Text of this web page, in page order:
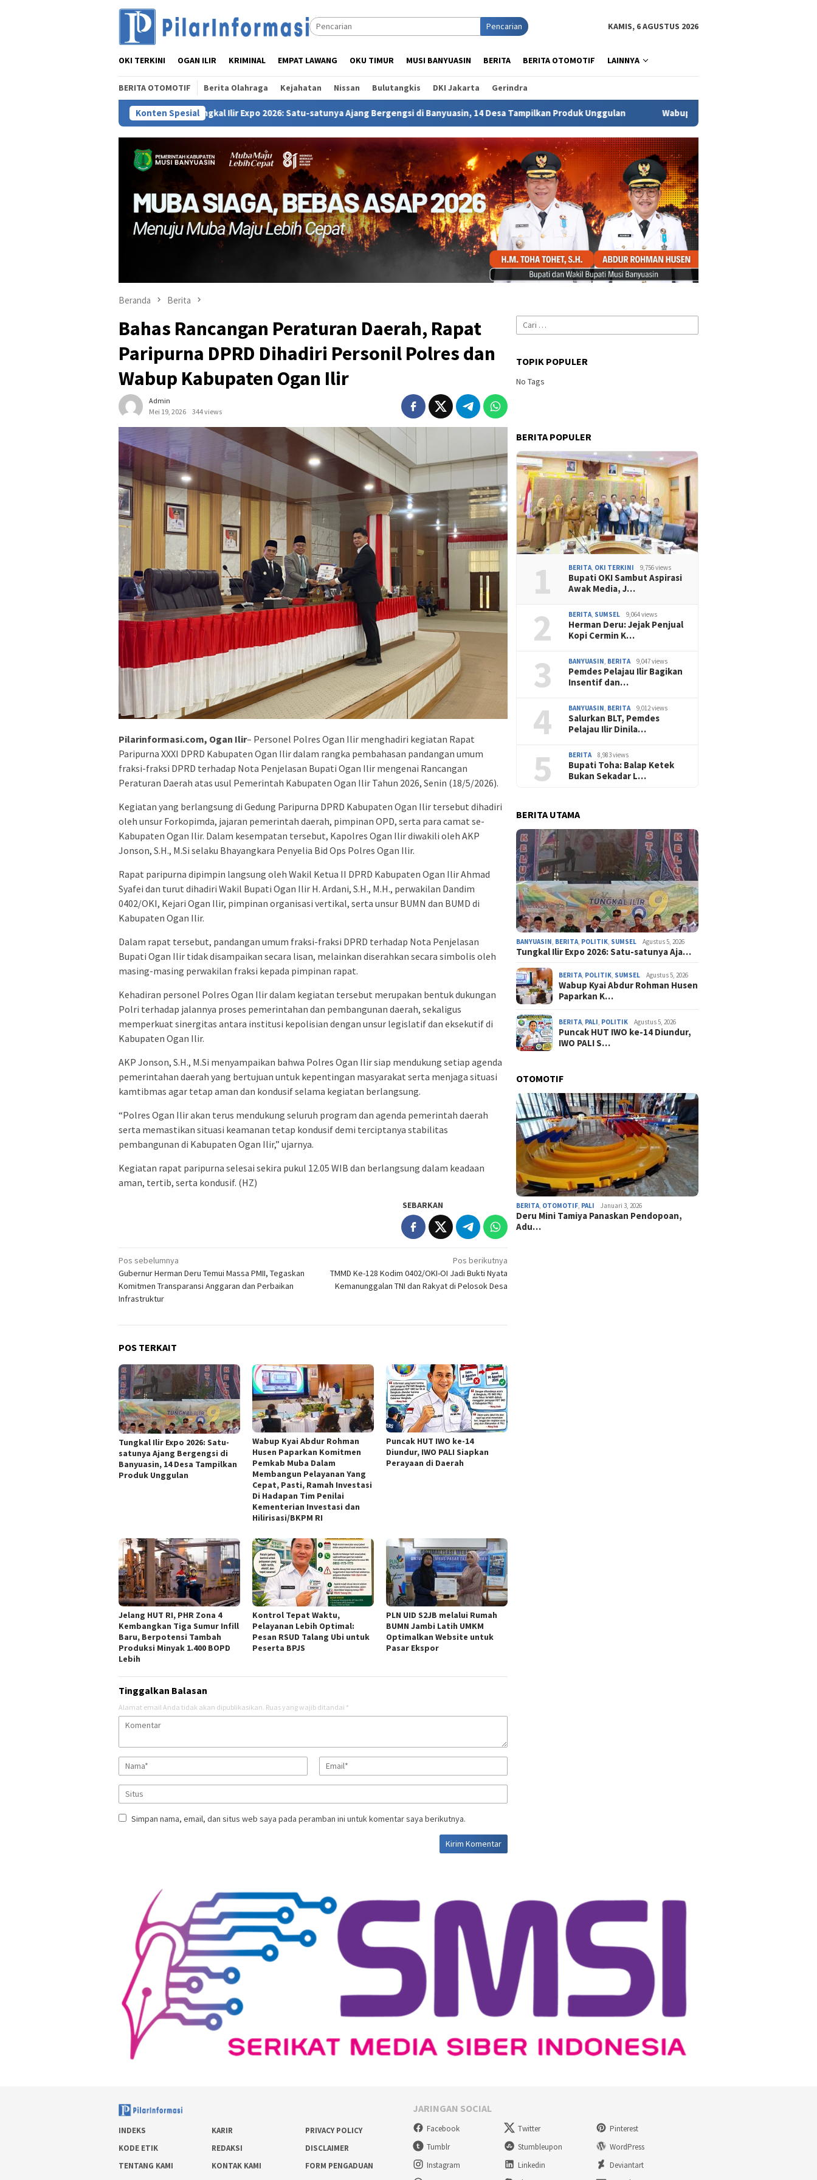
Pencarian KAMIS, 6 AGUSTUS 2026
OKI TERKINI OGAN ILIR KRIMINAL EMPAT LAWANG OKU TIMUR MUSI BANYUASIN BERITA BERITA OTOMOTIF LAINNYA
BERITA OTOMOTIF Berita Olahraga Kejahatan Nissan Bulutangkis DKI Jakarta Gerindra
Konten Spesial
Tungkal Ilir Expo 2026: Satu-satunya Ajang Bergengsi di Banyuasin, 14 Desa Tampilkan Produk Unggulan Wabup Kyai Abdur Rohman Husen Paparkan Komitmen
Beranda Berita
Bahas Rancangan Peraturan Daerah, Rapat
Paripurna DPRD Dihadiri Personil Polres dan
Wabup Kabupaten Ogan Ilir
Admin
Mei 19, 2026
344 views
Pilarinformasi.com, Ogan Ilir– Personel Polres Ogan Ilir menghadiri kegiatan Rapat
Paripurna XXXI DPRD Kabupaten Ogan Ilir dalam rangka pembahasan pandangan umum
fraksi-fraksi DPRD terhadap Nota Penjelasan Bupati Ogan Ilir mengenai Rancangan
Peraturan Daerah atas usul Pemerintah Kabupaten Ogan Ilir Tahun 2026, Senin (18/5/2026).
Kegiatan yang berlangsung di Gedung Paripurna DPRD Kabupaten Ogan Ilir tersebut dihadiri
oleh unsur Forkopimda, jajaran pemerintah daerah, pimpinan OPD, serta para camat se-
Kabupaten Ogan Ilir. Dalam kesempatan tersebut, Kapolres Ogan Ilir diwakili oleh AKP
Jonson, S.H., M.Si selaku Bhayangkara Penyelia Bid Ops Polres Ogan Ilir.
Rapat paripurna dipimpin langsung oleh Wakil Ketua II DPRD Kabupaten Ogan Ilir Ahmad
Syafei dan turut dihadiri Wakil Bupati Ogan Ilir H. Ardani, S.H., M.H., perwakilan Dandim
0402/OKI, Kejari Ogan Ilir, pimpinan organisasi vertikal, serta unsur BUMN dan BUMD di
Kabupaten Ogan Ilir.
Dalam rapat tersebut, pandangan umum fraksi-fraksi DPRD terhadap Nota Penjelasan
Bupati Ogan Ilir tidak disampaikan secara lisan, melainkan diserahkan secara simbolis oleh
masing-masing perwakilan fraksi kepada pimpinan rapat.
Kehadiran personel Polres Ogan Ilir dalam kegiatan tersebut merupakan bentuk dukungan
Polri terhadap jalannya proses pemerintahan dan pembangunan daerah, sekaligus
memperkuat sinergitas antara institusi kepolisian dengan unsur legislatif dan eksekutif di
Kabupaten Ogan Ilir.
AKP Jonson, S.H., M.Si menyampaikan bahwa Polres Ogan Ilir siap mendukung setiap agenda
pemerintahan daerah yang bertujuan untuk kepentingan masyarakat serta menjaga situasi
kamtibmas agar tetap aman dan kondusif selama kegiatan berlangsung.
“Polres Ogan Ilir akan terus mendukung seluruh program dan agenda pemerintah daerah
serta memastikan situasi keamanan tetap kondusif demi terciptanya stabilitas
pembangunan di Kabupaten Ogan Ilir,” ujarnya.
Kegiatan rapat paripurna selesai sekira pukul 12.05 WIB dan berlangsung dalam keadaan
aman, tertib, serta kondusif. (HZ)
SEBARKAN
Navigasi
pos
Pos sebelumnya
Gubernur Herman Deru Temui Massa PMII, Tegaskan
Komitmen Transparansi Anggaran dan Perbaikan
Infrastruktur
Pos berikutnya
TMMD Ke-128 Kodim 0402/OKI-OI Jadi Bukti Nyata
Kemanunggalan TNI dan Rakyat di Pelosok Desa
POS TERKAIT
Tungkal Ilir Expo 2026: Satu-
satunya Ajang Bergengsi di
Banyuasin, 14 Desa Tampilkan
Produk Unggulan
Wabup Kyai Abdur Rohman
Husen Paparkan Komitmen
Pemkab Muba Dalam
Membangun Pelayanan Yang
Cepat, Pasti, Ramah Investasi
Di Hadapan Tim Penilai
Kementerian Investasi dan
Hilirisasi/BKPM RI
Puncak HUT IWO ke-14
Diundur, IWO PALI Siapkan
Perayaan di Daerah
Jelang HUT RI, PHR Zona 4
Kembangkan Tiga Sumur Infill
Baru, Berpotensi Tambah
Produksi Minyak 1.400 BOPD
Lebih
Kontrol Tepat Waktu,
Pelayanan Lebih Optimal:
Pesan RSUD Talang Ubi untuk
Peserta BPJS
PLN UID S2JB melalui Rumah
BUMN Jambi Latih UMKM
Optimalkan Website untuk
Pasar Ekspor
Tinggalkan Balasan
Alamat email Anda tidak akan dipublikasikan. Ruas yang wajib ditandai *
Simpan nama, email, dan situs web saya pada peramban ini untuk komentar saya berikutnya.
Cari
untuk:
TOPIK POPULER
No Tags
BERITA POPULER
1 BERITA, OKI TERKINI 9,756 views
Bupati OKI Sambut Aspirasi
Awak Media, J…
2 BERITA, SUMSEL 9,064 views
Herman Deru: Jejak Penjual
Kopi Cermin K…
3 BANYUASIN, BERITA 9,047 views
Pemdes Pelajau Ilir Bagikan
Insentif dan…
4 BANYUASIN, BERITA 9,012 views
Salurkan BLT, Pemdes
Pelajau Ilir Dinila…
5 BERITA 8,983 views
Bupati Toha: Balap Ketek
Bukan Sekadar L…
BERITA UTAMA
BANYUASIN, BERITA, POLITIK, SUMSEL Agustus 5, 2026
Tungkal Ilir Expo 2026: Satu-satunya Aja…
BERITA, POLITIK, SUMSEL Agustus 5, 2026
Wabup Kyai Abdur Rohman Husen
Paparkan K…
BERITA, PALI, POLITIK Agustus 5, 2026
Puncak HUT IWO ke-14 Diundur,
IWO PALI S…
OTOMOTIF
BERITA, OTOMOTIF, PALI Januari 3, 2026
Deru Mini Tamiya Panaskan Pendopoan,
Adu…
INDEKS KARIR
PRIVACY POLICY
KODE ETIK
REDAKSI
DISCLAIMER
TENTANG KAMI
KONTAK KAMI
FORM PENGADUAN
JARINGAN SOCIAL
Facebook Twitter
Pinterest
Tumblr
Stumbleupon
WordPress
Instagram
Linkedin
Deviantart